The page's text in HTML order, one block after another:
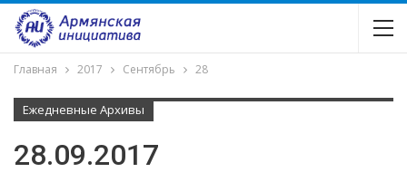
Главная 2017 Сентябрь 28
Ежедневные Архивы
28.09.2017